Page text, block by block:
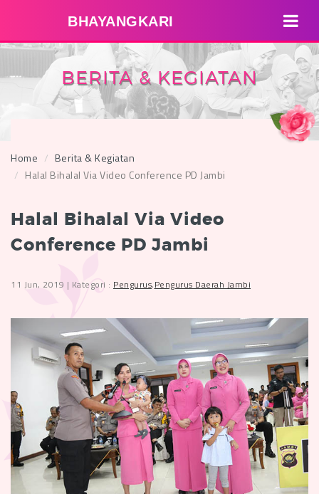
BHAYANGKARI
BERITA & KEGIATAN
Home
Berita & Kegiatan
Halal Bihalal Via Video Conference PD Jambi
Halal Bihalal Via Video
Conference PD Jambi
11 Jun, 2019 | Kategori : Pengurus,Pengurus Daerah Jambi